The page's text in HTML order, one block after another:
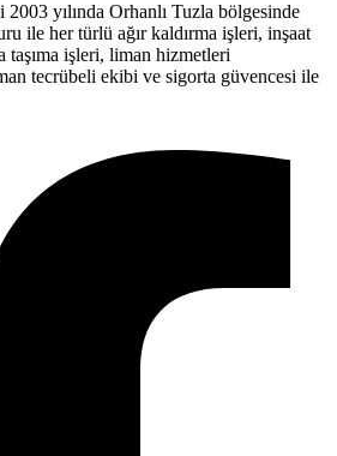
yılında Orhanlı Tuzla bölgesinde
ile her türlü ağır kaldırma işleri, inşaat
taşıma işleri, liman hizmetleri
tecrübeli ekibi ve sigorta güvencesi ile